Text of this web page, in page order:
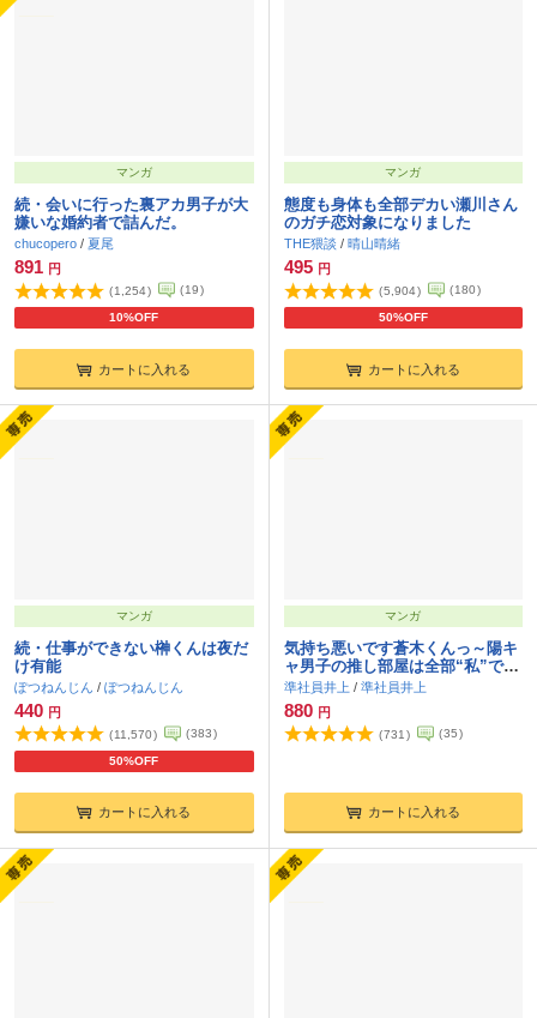
マンガ
続・会いに行った裏アカ男子が大
嫌いな婚約者で詰んだ。
chucopero / 夏尾
891 円
10%OFF
(1,254) (19)
カートに入れる
マンガ
態度も身体も全部デカい瀬川さん
のガチ恋対象になりました
THE猥談 / 晴山晴緒
495 円
50%OFF
(5,904) (180)
カートに入れる
マンガ
続・仕事ができない榊くんは夜だ
け有能
ぽつねんじん / ぽつねんじん
440 円
50%OFF
(11,570) (383)
カートに入れる
マンガ
気持ち悪いです蒼木くんっ～陽キ
ャ男子の推し部屋は全部“私”でで
きている～
準社員井上 / 準社員井上
880 円
(731 ) (35)
カートに入れる